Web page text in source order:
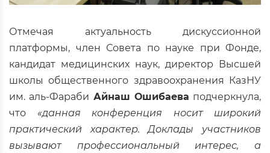
Отмечая актуальность дискуссионной
платформы, член Совета по науке при Фонде,
кандидат медицинских наук, директор Высшей
школы общественного здравоохранения КазНУ
им. аль-Фараби Айнаш Ошибаева подчеркнула,
что «данная конференция носит широкий
практический характер. Доклады участников
вызывают профессиональный интерес, а